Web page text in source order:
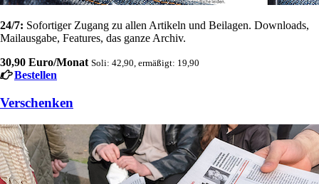
24/7: Sofortiger Zugang zu allen Artikeln und Beilagen. Downloads,
Mailausgabe, Features, das ganze Archiv.
30,90 Euro/Monat Soli: 42,90, ermäßigt: 19,90
Bestellen
Verschenken